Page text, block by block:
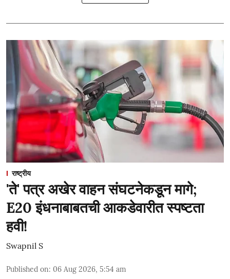
राष्ट्रीय
'ते' पत्र अखेर वाहन संघटनेकडून मागे;
E20 इंधनाबाबतची आकडेवारीत स्पष्टता
हवी!
Swapnil S
Published on: 06 Aug 2026, 5:54 am